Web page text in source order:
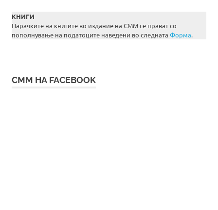
КНИГИ
Нарачките на книгите во издание на СММ се прават со
пополнување на податоците наведени во следната Форма.
СММ НА FACEBOOK